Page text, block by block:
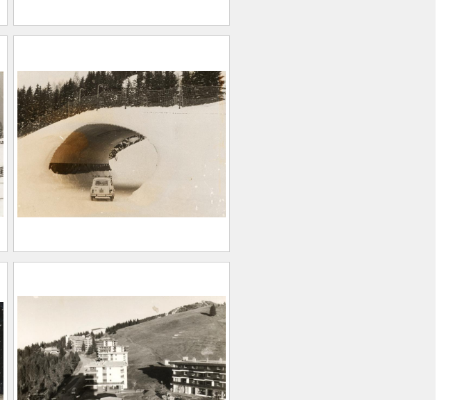
Attaque amont
Une 4L quitte le Super Collet